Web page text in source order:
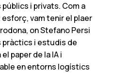
i privats. Com a
vam tenir el plaer
on Stefano Persi
pràctics i estudis de
paper de la IA i
en entorns logístics